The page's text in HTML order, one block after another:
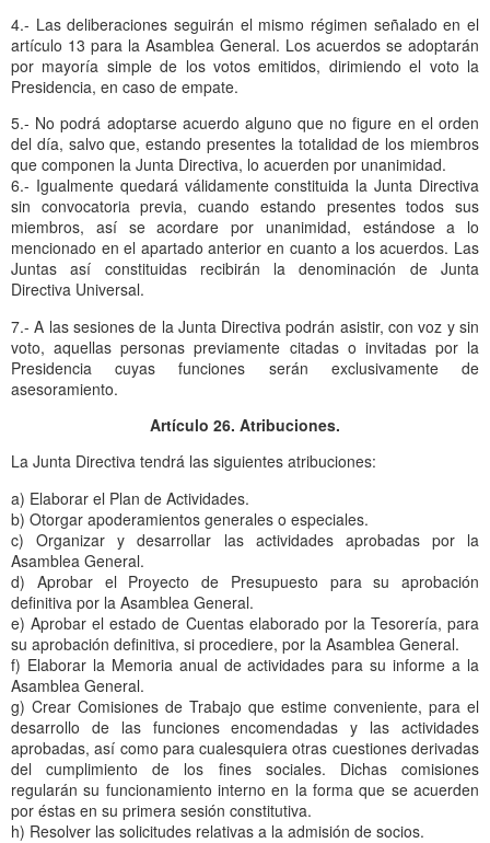
4.- Las deliberaciones seguirán el mismo régimen señalado en el
artículo 13 para la Asamblea General. Los acuerdos se adoptarán
por mayoría simple de los votos emitidos, dirimiendo el voto la
Presidencia, en caso de empate.
5.- No podrá adoptarse acuerdo alguno que no figure en el orden
del día, salvo que, estando presentes la totalidad de los miembros
que componen la Junta Directiva, lo acuerden por unanimidad.
6.- Igualmente quedará válidamente constituida la Junta Directiva
sin convocatoria previa, cuando estando presentes todos sus
miembros, así se acordare por unanimidad, estándose a lo
mencionado en el apartado anterior en cuanto a los acuerdos. Las
Juntas así constituidas recibirán la denominación de Junta
Directiva Universal.
7.- A las sesiones de la Junta Directiva podrán asistir, con voz y sin
voto, aquellas personas previamente citadas o invitadas por la
Presidencia cuyas funciones serán exclusivamente de
asesoramiento.
Artículo 26. Atribuciones.
La Junta Directiva tendrá las siguientes atribuciones:
a) Elaborar el Plan de Actividades.
b) Otorgar apoderamientos generales o especiales.
c) Organizar y desarrollar las actividades aprobadas por la
Asamblea General.
d) Aprobar el Proyecto de Presupuesto para su aprobación
definitiva por la Asamblea General.
e) Aprobar el estado de Cuentas elaborado por la Tesorería, para
su aprobación definitiva, si procediere, por la Asamblea General.
f) Elaborar la Memoria anual de actividades para su informe a la
Asamblea General.
g) Crear Comisiones de Trabajo que estime conveniente, para el
desarrollo de las funciones encomendadas y las actividades
aprobadas, así como para cualesquiera otras cuestiones derivadas
del cumplimiento de los fines sociales. Dichas comisiones
regularán su funcionamiento interno en la forma que se acuerden
por éstas en su primera sesión constitutiva.
h) Resolver las solicitudes relativas a la admisión de socios.